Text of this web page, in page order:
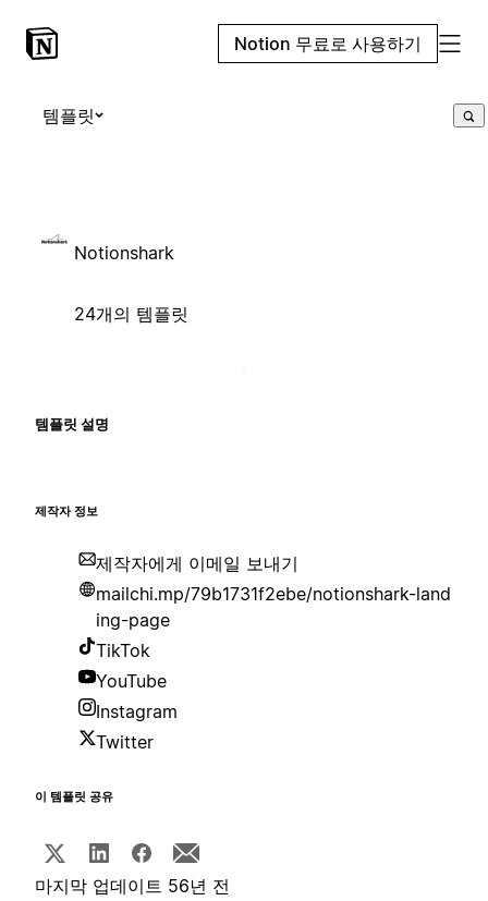
Notion 무료로 사용하기
템플릿
Notionshark
24개의 템플릿
템플릿 설명
제작자 정보
제작자에게 이메일 보내기
mailchi.mp/79b1731f2ebe/notionshark-land
ing-page
TikTok
YouTube
Instagram
Twitter
이 템플릿 공유
마지막 업데이트 56년 전